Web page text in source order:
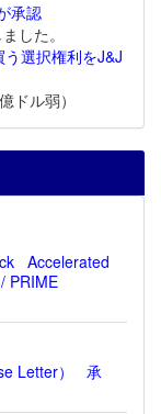
承認
した。
選択権利をJ&J
ドル弱）
Accelerated
PRIME
Letter）
承